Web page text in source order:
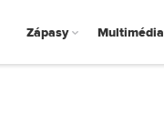
Zápasy Multimédia